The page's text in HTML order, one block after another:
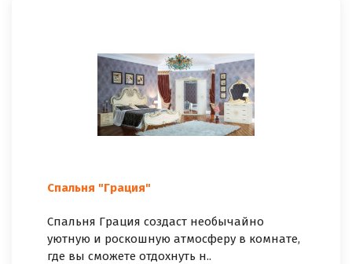
Спальня "Грация"
Спальня Грация создаст необычайно
уютную и роскошную атмосферу в комнате,
где вы сможете отдохнуть н..